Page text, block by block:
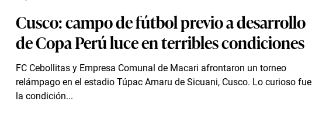
Cusco: campo de fútbol previo a desarrollo
de Copa Perú luce en terribles condiciones
FC Cebollitas y Empresa Comunal de Macari afrontaron un torneo
relámpago en el estadio Túpac Amaru de Sicuani, Cusco. Lo curioso fue
la condición...